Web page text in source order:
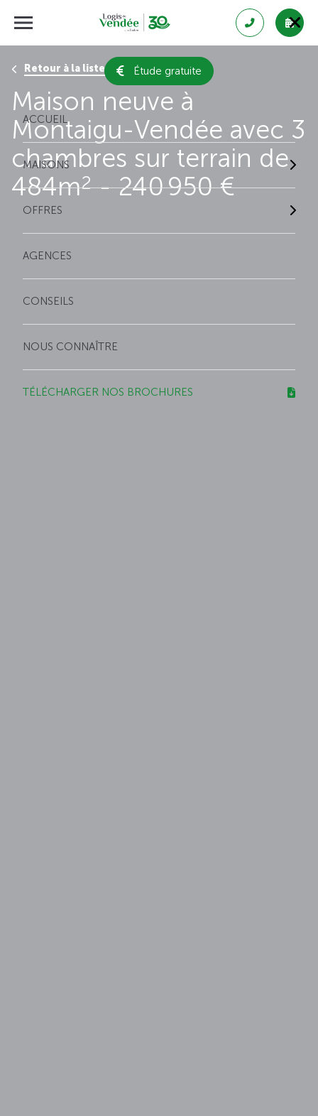
Étude gratuite
ACCUEIL
MAISONS
OFFRES
AGENCES
CONSEILS
NOUS CONNAÎTRE
TÉLÉCHARGER NOS BROCHURES
Retour à la liste des résultats
Maison neuve à
Montaigu-Vendée avec 3
chambres sur terrain de
484m2- 240 950 €